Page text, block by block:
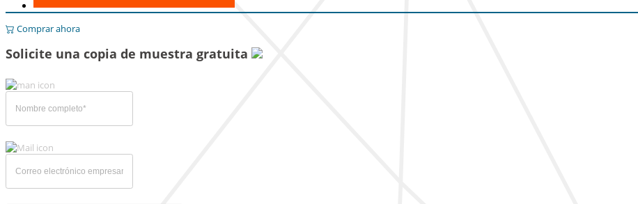
Comprar ahora
Solicite una copia de muestra gratuita